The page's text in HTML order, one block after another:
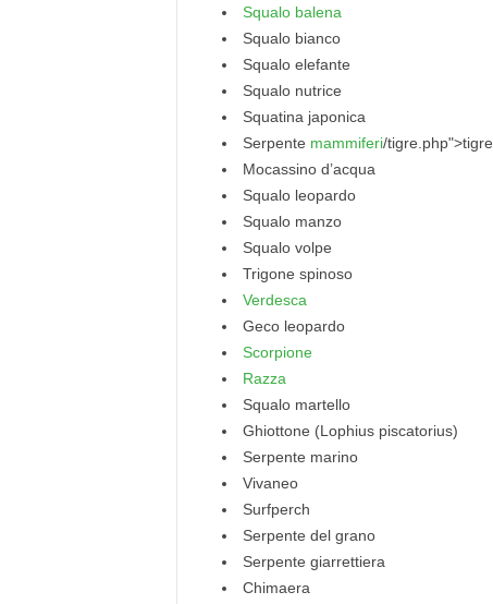
Squalo balena
Squalo bianco
Squalo elefante
Squalo nutrice
Squatina japonica
Serpente mammiferi/tigre.php">tigre
Mocassino d’acqua
Squalo leopardo
Squalo manzo
Squalo volpe
Trigone spinoso
Verdesca
Geco leopardo
Scorpione
Razza
Squalo martello
Ghiottone (Lophius piscatorius)
Serpente marino
Vivaneo
Surfperch
Serpente del grano
Serpente giarrettiera
Chimaera